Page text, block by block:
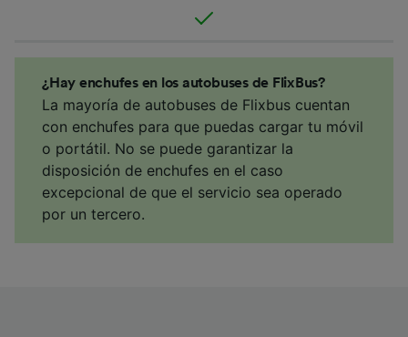
¿Hay enchufes en los autobuses de FlixBus?
La mayoría de autobuses de Flixbus cuentan
con enchufes para que puedas cargar tu móvil
o portátil. No se puede garantizar la
disposición de enchufes en el caso
excepcional de que el servicio sea operado
por un tercero.